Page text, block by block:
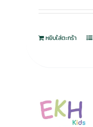
หยิบใส่ตะกร้า